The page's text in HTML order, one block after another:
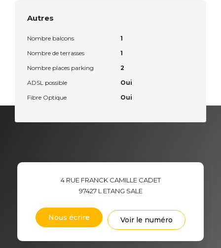
Autres
Nombre balcons
1
Nombre de terrasses
1
Nombre places parking
2
ADSL possible
Oui
Fibre Optique
Oui
4 RUE FRANCK CAMILLE CADET
97427 L ETANG SALE
Nous écrire Voir le numéro